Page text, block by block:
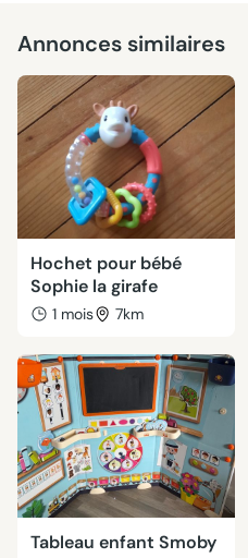
Annonces similaires
Hochet pour bébé
Sophie la girafe
1 mois 7km
Tableau enfant Smoby